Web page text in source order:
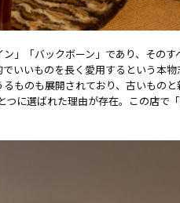
」「バックボーン」であり、そのす
いいものを長く愛用するという本
ものも展開されており、古いもの
に選ばれた理由が存在。この店で